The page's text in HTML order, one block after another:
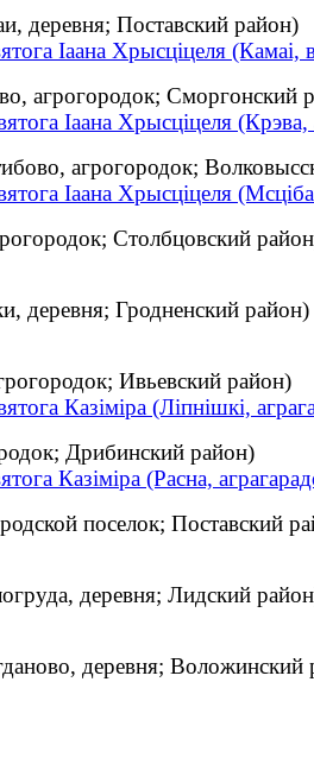
деревня; Поставский район)
Іаана Хрысціцеля (Камаі,
агрогородок; Сморгонский
Іаана Хрысціцеля
агрогородок;
Іаана Хрысціцеля
Столбцовский
деревня; Гродненский
Ивьевский район)
Казіміра (Ліпнішкі,
Дрибинский район)
Казіміра (Расна,
поселок; Поставский
деревня; Лидский
деревня;